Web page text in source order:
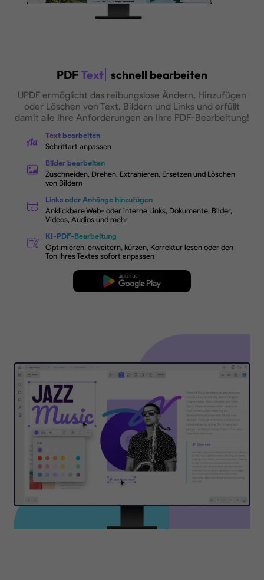
PDFLinks schnell bearbeiten
UPDF ermöglicht das reibungslose Ändern,
oder Löschen von Text, Bildern und Links
damit alle Ihre Anforderungen an Ihre PDF-
Text bearbeiten
Schriftart anpassen
Anklickbare Web- oder interne Links, Dokumente,
Videos, Audios und mehr
KI-PDF-Bearbeitung
Optimieren, erweitern, kürzen, Korrektur lesen
Ton Ihres Textes sofort anpassen
Kostenloser Download